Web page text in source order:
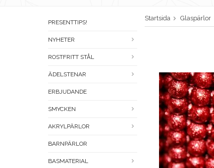
PRESENTTIPS!
NYHETER
ROSTFRITT STÅL
ÄDELSTENAR
ERBJUDANDE
SMYCKEN
AKRYLPÄRLOR
BARNPÄRLOR
BASMATERIAL
Startsida Glaspärlor